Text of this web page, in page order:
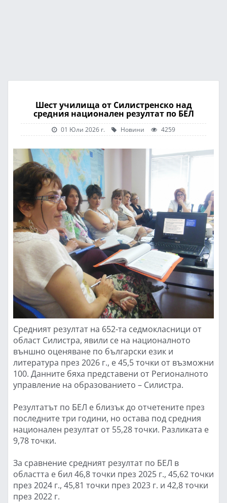
Шест училища от Силистренско над
средния национален резултат по БЕЛ
01 Юли 2026 г. Новини 4259
Средният резултат на 652-та седмокласници от
област Силистра, явили се на националното
външно оценяване по български език и
литература през 2026 г., е 45,5 точки от възможни
100. Данните бяха представени от Регионалното
управление на образованието – Силистра.
Резултатът по БЕЛ е близък до отчетените през
последните три години, но остава под средния
национален резултат от 55,28 точки. Разликата е
9,78 точки.
За сравнение средният резултат по БЕЛ в
областта е бил 46,8 точки през 2025 г., 45,62 точки
през 2024 г., 45,81 точки през 2023 г. и 42,8 точки
през 2022 г.